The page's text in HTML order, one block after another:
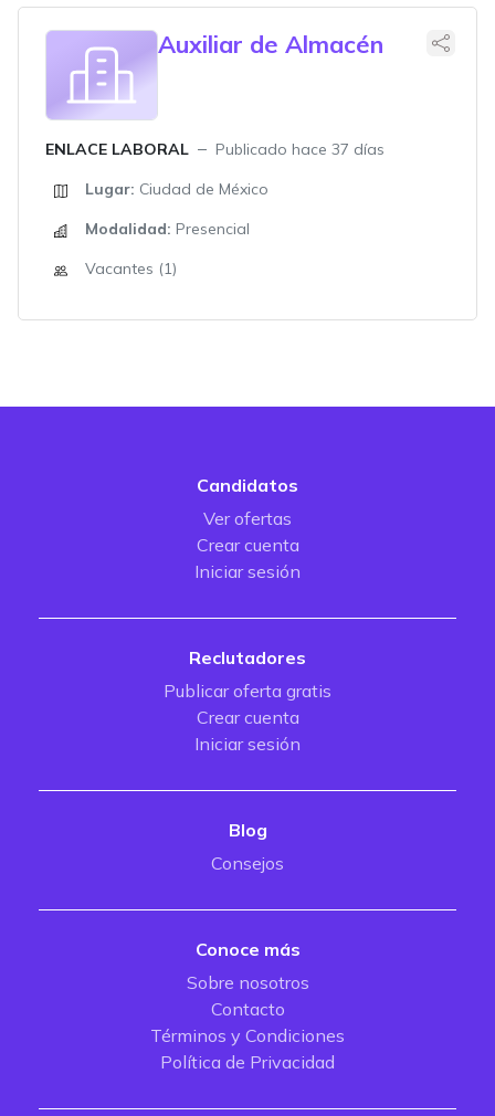
Auxiliar de Almacén
ENLACE LABORAL
Publicado hace 37 días
Lugar: Ciudad de México
Modalidad: Presencial
Vacantes (1)
Candidatos
Ver ofertas
Crear cuenta
Iniciar sesión
Reclutadores
Publicar oferta gratis
Crear cuenta
Iniciar sesión
Blog
Consejos
Conoce más
Sobre nosotros
Contacto
Términos y Condiciones
Política de Privacidad